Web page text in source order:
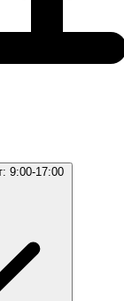
Пн - Пт: 9:00-17:00